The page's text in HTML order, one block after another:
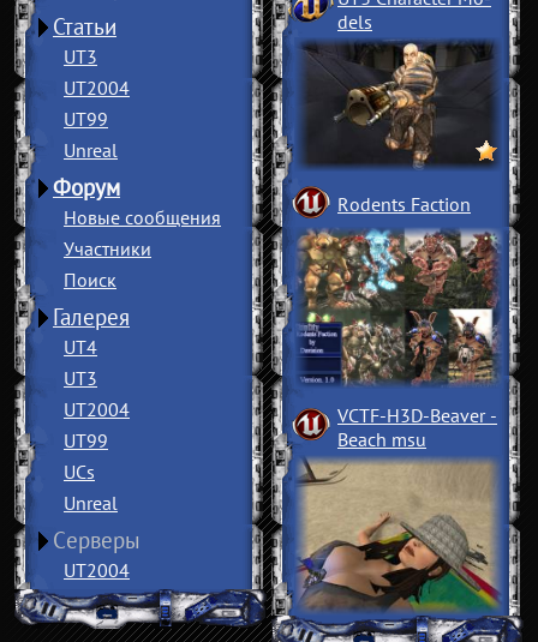
Статьи
UT3
UT2004
UT99
Unreal
Форум
Новые сообщения
Участники
Поиск
Галерея
UT4
UT3
UT2004
UT99
UCs
Unreal
Серверы
UT2004
dels
Rodents Faction
VCTF-H3D-Beaver ­
Beach msu